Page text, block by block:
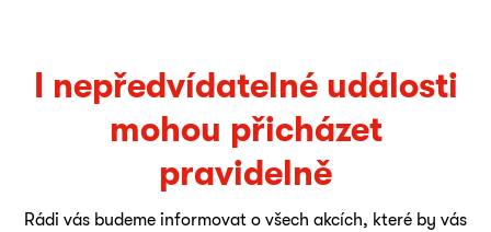
I nepředvídatelné události
mohou přicházet
pravidelně
Rádi vás budeme informovat o všech akcích, které by vás